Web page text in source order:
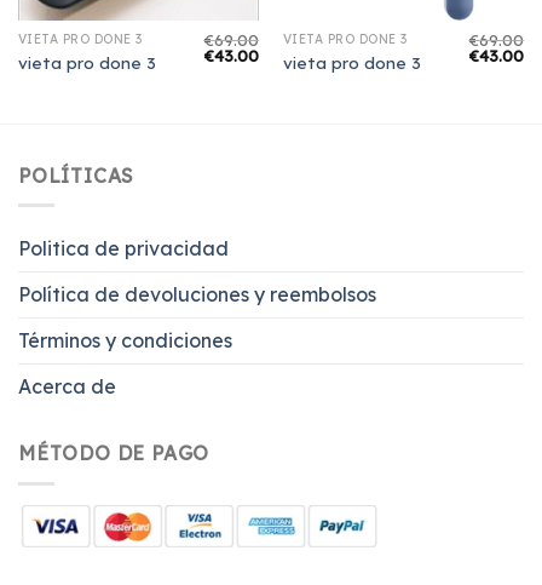
VIETA PRO DONE 3
vieta pro done 3
€69.00
€43.00
VIETA PRO DONE 3
vieta pro done 3
€69.00
€43.00
POLÍTICAS
Politica de privacidad
Política de devoluciones y reembolsos
Términos y condiciones
Acerca de
MÉTODO DE PAGO